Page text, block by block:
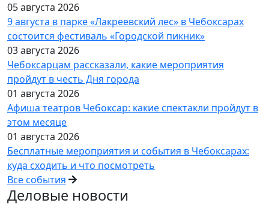
05 августа 2026
9 августа в парке «Лакреевский лес» в Чебоксарах
состоится фестиваль «Городской пикник»
03 августа 2026
Чебоксарцам рассказали, какие мероприятия
пройдут в честь Дня города
01 августа 2026
Афиша театров Чебоксар: какие спектакли пройдут в
этом месяце
01 августа 2026
Бесплатные мероприятия и события в Чебоксарах:
куда сходить и что посмотреть
Все события
Деловые новости